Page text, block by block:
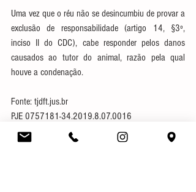
Uma vez que o réu não se desincumbiu de provar a
exclusão de responsabilidade (artigo 14, §3º,
inciso II do CDC), cabe responder pelos danos
causados ao tutor do animal, razão pela qual
houve a condenação.
Fonte: tjdft.jus.br
PJE 0757181-34.2019.8.07.0016
Autor (a): Dr. Alexandre Giordani